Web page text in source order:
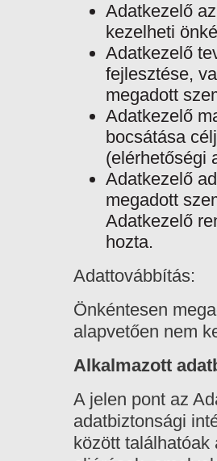
Adatkezelő
kezelheti
Adatkezelő
fejlesztése,
megadott
Adatkezelő
bocsátása
(elérhetőségi
Adatkezelő
megadott
Adatkezelő
hozta.
Adattovábbítás:
Önkéntesen
alapvetően nem
Alkalmazott
A jelen pont az
adatbiztonsági
között